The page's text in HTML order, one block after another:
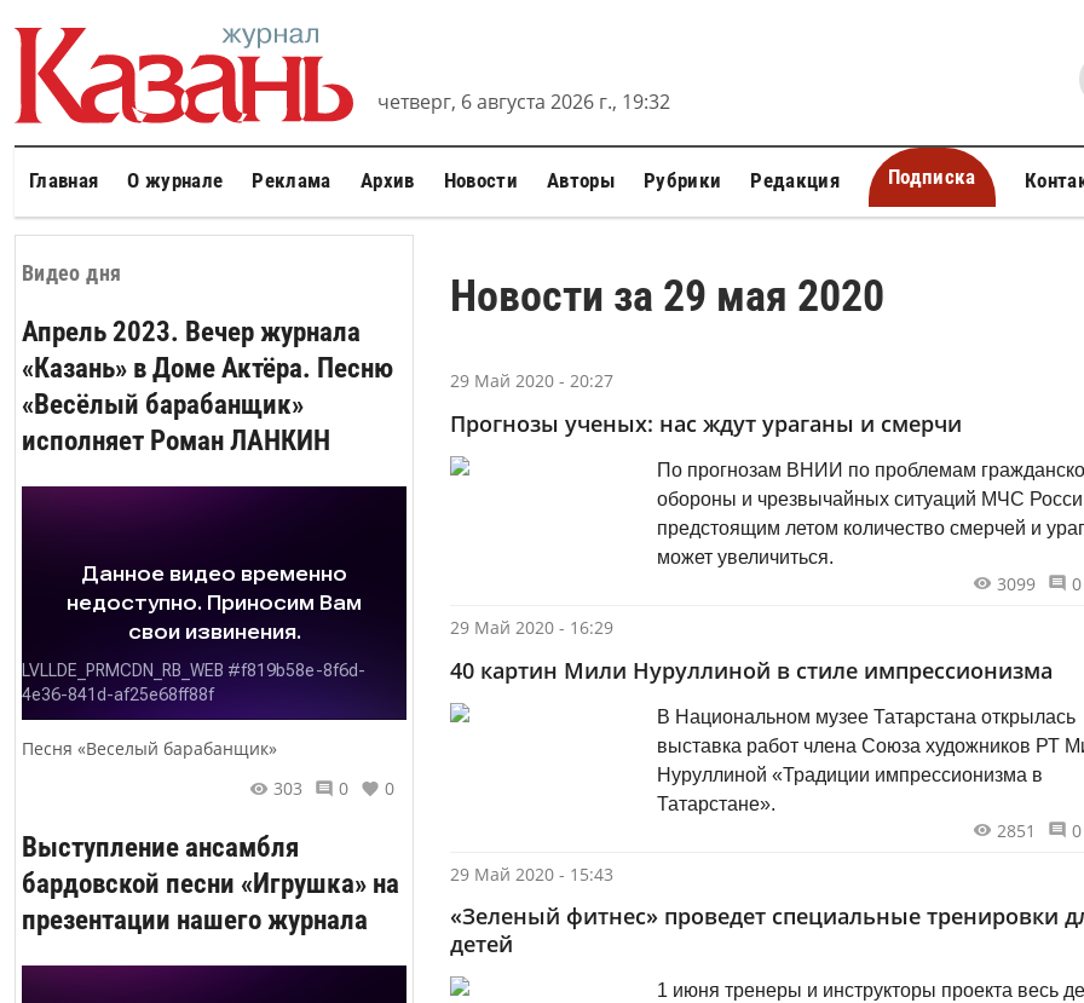
четверг, 6 августа 2026 г., 19:32
Главная О журнале Реклама Архив Новости Авторы Рубрики Редакция Подписка
Видео дня
Апрель 2023. Вечер журнала
«Казань» в Доме Актёра. Песню
«Весёлый барабанщик»
исполняет Роман ЛАНКИН
Песня «Веселый барабанщик»
303
0 0
Выступление ансамбля
бардовской песни «Игрушка» на
презентации нашего журнала
Новости за 29 мая 2020
29 Май 2020 - 20:27
Прогнозы ученых: нас ждут ураганы и смерчи
По прогнозам ВНИИ по проблемам
обороны и чрезвычайных ситуаций МЧС
предстоящим летом количество смерчей и
может увеличиться.
3099 0
29 Май 2020 - 16:29
40 картин Мили Нуруллиной в стиле импрессионизма
В Национальном музее Татарстана открылась
выставка работ члена Союза художников РТ
Нуруллиной «Традиции импрессионизма в
Татарстане».
2851 0
29 Май 2020 - 15:43
«Зеленый фитнес» проведет специальные тренировки
детей
1 июня тренеры и инструкторы проекта весь